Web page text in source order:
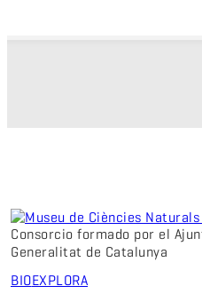
Consorcio formado por el
Generalitat de Catalunya
BIOEXPLORA